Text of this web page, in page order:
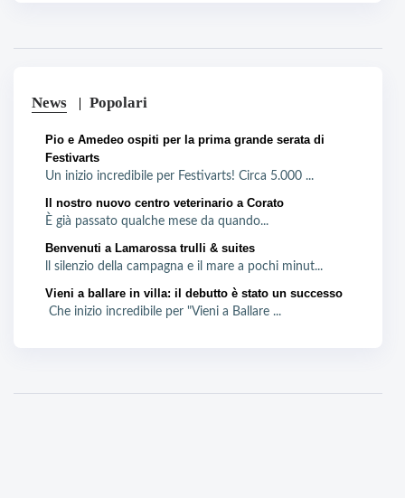
News Popolari
Pio e Amedeo ospiti per la prima grande serata di
Festivarts
Un inizio incredibile per Festivarts! Circa 5.000 ...
Il nostro nuovo centro veterinario a Corato
È già passato qualche mese da quando...
Benvenuti a Lamarossa trulli & suites
ll silenzio della campagna e il mare a pochi minut...
Vieni a ballare in villa: il debutto è stato un successo
Che inizio incredibile per "Vieni a Ballare ...